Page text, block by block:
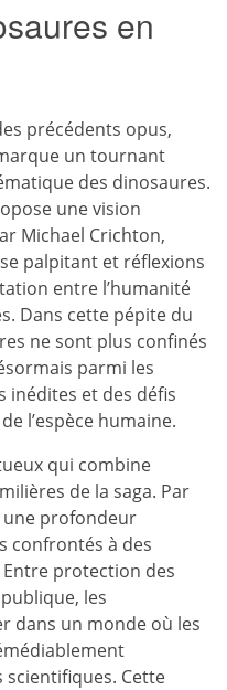
en
précédents opus,
un tournant
des dinosaures.
une vision
Michael Crichton,
palpitant et réflexions
entre l’humanité
Dans cette pépite du
ne sont plus confinés
parmi les
inédites et des défis
l’espèce humaine.
qui combine
de la saga. Par
profondeur
confrontés à des
protection des
les
dans un monde où les
scientifiques. Cette